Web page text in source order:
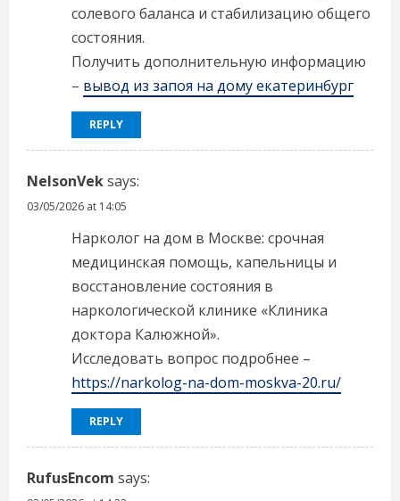
солевого баланса и стабилизацию общего
состояния.
Получить дополнительную информацию
– вывод из запоя на дому екатеринбург
REPLY
NelsonVeksays:
03/05/2026 at 14:05
Нарколог на дом в Москве: срочная
медицинская помощь, капельницы и
восстановление состояния в
наркологической клинике «Клиника
доктора Калюжной».
Исследовать вопрос подробнее –
https://narkolog-na-dom-moskva-20.ru/
REPLY
RufusEncom says: